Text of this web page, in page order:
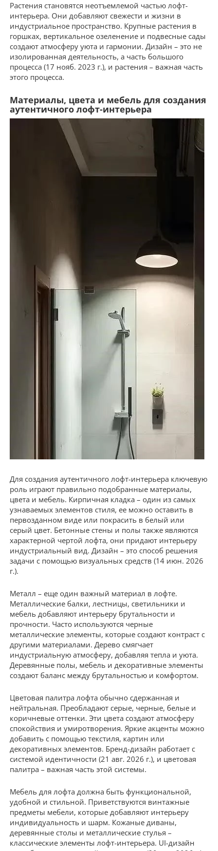
Растения становятся неотъемлемой частью лофт-
интерьера. Они добавляют свежести и жизни в
индустриальное пространство. Крупные растения в
горшках, вертикальное озеленение и подвесные сады
создают атмосферу уюта и гармонии. Дизайн – это не
изолированная деятельность, а часть большого
процесса (17 нояб. 2023 г.), и растения – важная часть
этого процесса.
Материалы, цвета и мебель для создания
аутентичного лофт-интерьера
Для создания аутентичного лофт-интерьера ключевую
роль играют правильно подобранные материалы,
цвета и мебель. Кирпичная кладка – один из самых
узнаваемых элементов стиля, ее можно оставить в
первозданном виде или покрасить в белый или
серый цвет. Бетонные стены и полы также являются
характерной чертой лофта, они придают интерьеру
индустриальный вид. Дизайн – это способ решения
задачи с помощью визуальных средств (14 июн. 2026
г.).
Металл – еще один важный материал в лофте.
Металлические балки, лестницы, светильники и
мебель добавляют интерьеру брутальности и
прочности. Часто используются черные
металлические элементы, которые создают контраст с
другими материалами. Дерево смягчает
индустриальную атмосферу, добавляя тепла и уюта.
Деревянные полы, мебель и декоративные элементы
создают баланс между брутальностью и комфортом.
Цветовая палитра лофта обычно сдержанная и
нейтральная. Преобладают серые, черные, белые и
коричневые оттенки. Эти цвета создают атмосферу
спокойствия и умиротворения. Яркие акценты можно
добавить с помощью текстиля, картин или
декоративных элементов. Бренд-дизайн работает с
системой идентичности (21 авг. 2026 г.), и цветовая
палитра – важная часть этой системы.
Мебель для лофта должна быть функциональной,
удобной и стильной. Приветствуются винтажные
предметы мебели, которые добавляют интерьеру
индивидуальность и шарм. Кожаные диваны,
деревянные столы и металлические стулья –
классические элементы лофт-интерьера. UI-дизайн